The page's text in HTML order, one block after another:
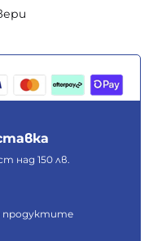
над 150 лв.
продуктите